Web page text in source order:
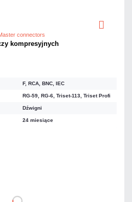
kompresyjnych
F, RCA, BNC, IEC
RG-59, RG-6, Triset-113, Triset Profi
Dźwigni
24 miesiące